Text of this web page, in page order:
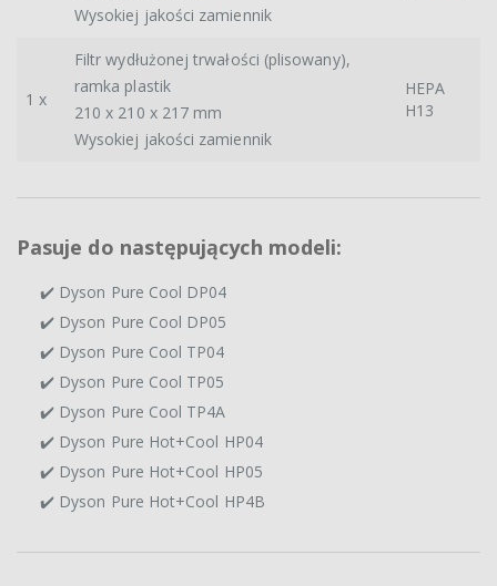
Wysokiej jakości zamiennik
1 x
Filtr wydłużonej trwałości (plisowany),
ramka plastik
210 x 210 x 217 mm
Wysokiej jakości zamiennik
HEPA
H13
Pasuje do następujących modeli:
✔️ Dyson Pure Cool DP04
✔️ Dyson Pure Cool DP05
✔️ Dyson Pure Cool TP04
✔️ Dyson Pure Cool TP05
✔️ Dyson Pure Cool TP4A
✔️ Dyson Pure Hot+Cool HP04
✔️ Dyson Pure Hot+Cool HP05
✔️ Dyson Pure Hot+Cool HP4B